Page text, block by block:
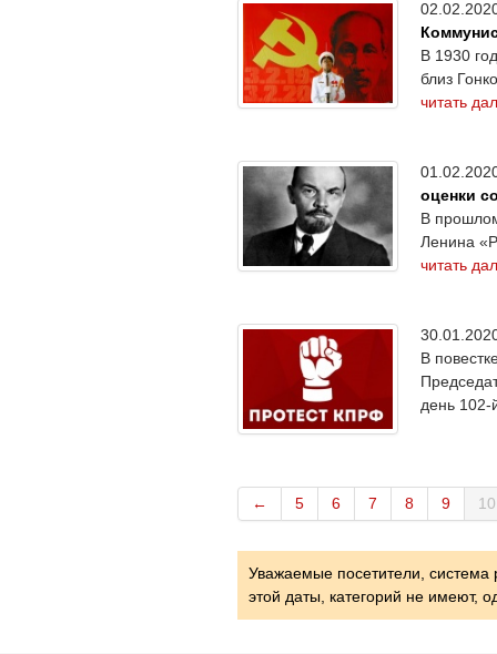
В 1930
близ
читать
оценки
В
Ленина
читать
В
день
← 5 6 7 8 9 10
Уважаемые посетители, система
этой даты, категорий не имеют,